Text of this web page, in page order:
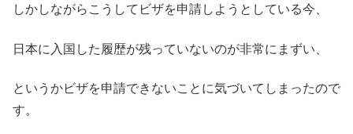
しかしながらこうしてビザを申請しようとしている今、
日本に入国した履歴が残っていないのが非常にまずい、
というかビザを申請できないことに気づいてしまったので
す。